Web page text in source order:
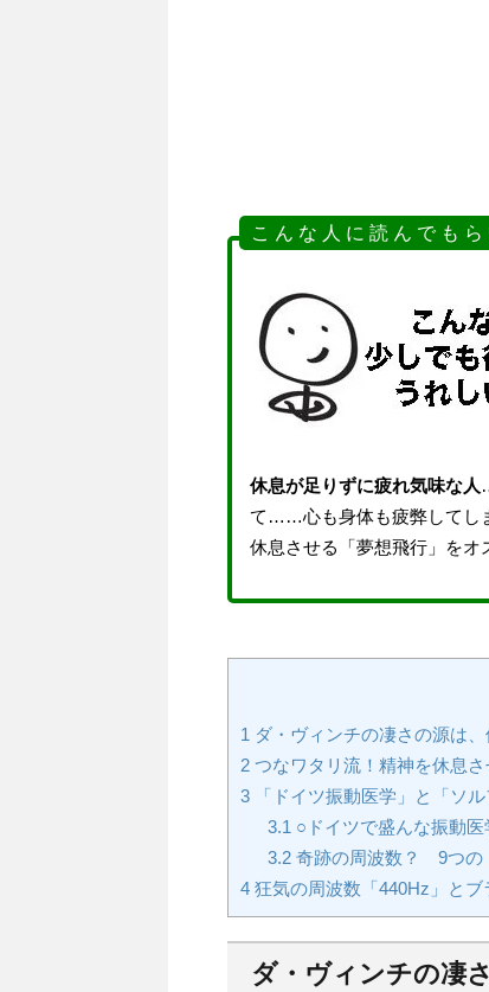
こ ん な 人 に 読 ん で も ら
休息が足りずに疲れ気味な人
て……心も身体も疲弊してし
休息させる「夢想飛行」をオ
1 ダ・ヴィンチの凄さの源は
2 つなワタリ流！精神を休息さ
3 「ドイツ振動医学」と「ソ
3.1 ○ドイツで盛んな振動医
3.2奇跡の周波数？ 9つの
4 狂気の周波数「440Hz」とブ
ダ・ヴィンチの凄